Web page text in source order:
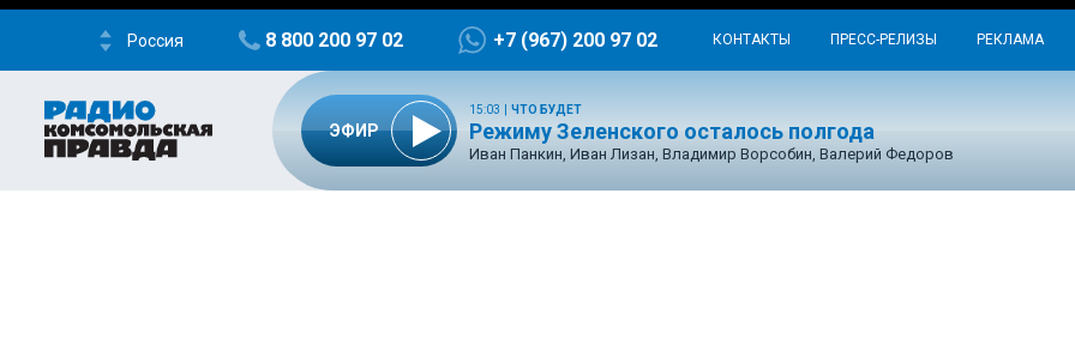
Россия 8 800 200 97 02 +7 (967) 200 97 02 КОНТАКТЫ ПРЕСС-РЕЛИЗЫ РЕКЛАМА
ЭФИР
15:03 ЧТО БУДЕТ
Режиму Зеленского осталось полгода
Иван Панкин, Иван Лизан, Владимир Ворсобин, Валерий Федоров